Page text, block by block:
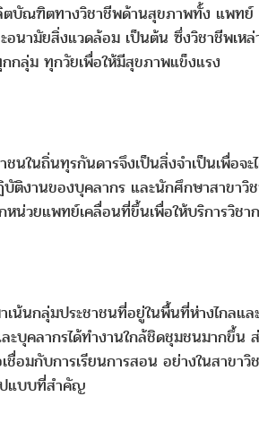
ตบัณฑิตทางวิชาชีพด้านสุขภาพทั้ง แพ
ามัยสิ่งแวดล้อม เป็นต้น ซึ่งวิชาชีพเห
กลุ่ม ทุกวัยเพื่อให้มีสุขภาพแข็งแรง
ในถิ่นทุรกันดารจึงเป็นสิ่งจำเป็นเพื่อจ
ติงานของบุคลากร และนักศึกษาสาขา
น่วยแพทย์เคลื่อนที่ขึ้นเพื่อให้บริการวิช
น้นกลุ่มประชาชนที่อยู่ในพื้นที่ห่างไกลแ
บุคลากรได้ทำงานใกล้ชิดชุมชนมากขึ้
มกับการเรียนการสอน อย่างในสาขา
ปแบบที่สำคัญ